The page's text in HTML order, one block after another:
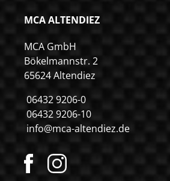
MCA ALTENDIEZ
MCA GmbH
Bökelmannstr. 2
65624 Altendiez
06432 9206-0
06432 9206-10
info@mca-altendiez.de